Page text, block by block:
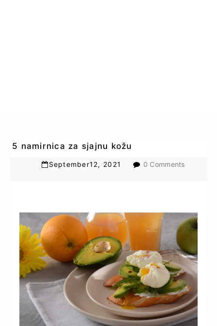
5 namirnica za sjajnu kožu
September12, 2021 0 Comments